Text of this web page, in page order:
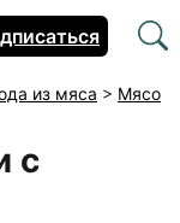
из мяса > Мясо
с